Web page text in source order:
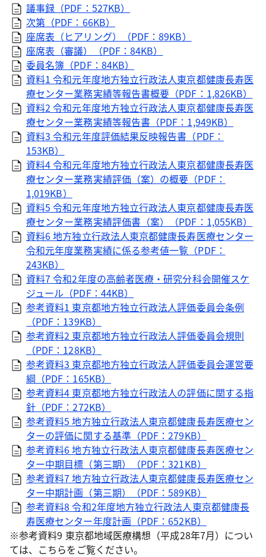
議事録（PDF：527KB）
次第（PDF：66KB）
座席表（ヒアリング）（PDF：89KB）
座席表（審議）（PDF：84KB）
委員名簿（PDF：84KB）
資料1 令和元年度地方独立行政法人東京都健康長寿医
療センター業務実績等報告書概要（PDF：1,826KB）
資料2 令和元年度地方独立行政法人東京都健康長寿医
療センター業務実績等報告書（PDF：1,949KB）
資料3 令和元年度評価結果反映報告書（PDF：
153KB）
資料4 令和元年度地方独立行政法人東京都健康長寿医
療センター業務実績評価（案）の概要（PDF：
1,019KB）
資料5 令和元年度地方独立行政法人東京都健康長寿医
療センター業務実績評価書（案）（PDF：1,055KB）
資料6 地方独立行政法人東京都健康長寿医療センター
令和元年度業務実績に係る参考値一覧（PDF：
243KB）
資料7 令和2年度の高齢者医療・研究分科会開催スケ
ジュール（PDF：44KB）
参考資料1 東京都地方独立行政法人評価委員会条例
（PDF：139KB）
参考資料2 東京都地方独立行政法人評価委員会規則
（PDF：128KB）
参考資料3 東京都地方独立行政法人評価委員会運営要
綱（PDF：165KB）
参考資料4 東京都地方独立行政法人の評価に関する指
針（PDF：272KB）
参考資料5 地方独立行政法人東京都健康長寿医療セン
ターの評価に関する基準（PDF：279KB）
参考資料6 地方独立行政法人東京都健康長寿医療セン
ター中期目標（第三期）（PDF：321KB）
参考資料7 地方独立行政法人東京都健康長寿医療セン
ター中期計画（第三期）（PDF：589KB）
参考資料8 令和2年度地方独立行政法人東京都健康長
寿医療センター年度計画（PDF：652KB）
※参考資料9 東京都地域医療構想（平成28年7月）につい
ては、こちらをご覧ください。